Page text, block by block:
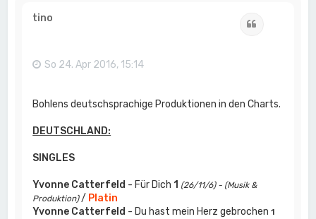
tino
So 24. Apr 2016, 15:14
Bohlens deutschsprachige Produktionen in den Charts.
DEUTSCHLAND:
SINGLES
Yvonne Catterfeld - Für Dich 1 (26/11/6) - (Musik &
Produktion)/ Platin
Yvonne Catterfeld - Du hast mein Herz gebrochen1